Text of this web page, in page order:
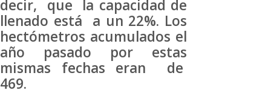
decir, que la capacidad de
llenado está a un 22%. Los
hectómetros acumulados el
año pasado por estas
mismas fechas eran de
469.